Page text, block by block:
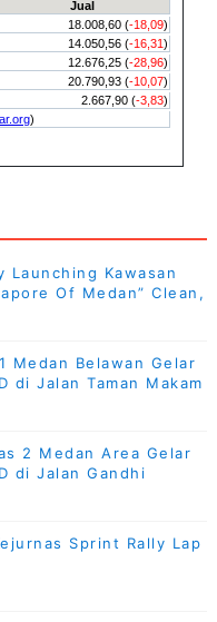
Launching Kawasan
Of Medan” Clean,
Medan Belawan Gelar
di Jalan Taman Makam
2 Medan Area Gelar
di Jalan Gandhi
Sprint Rally Lap